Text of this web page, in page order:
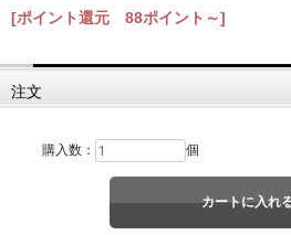
[ポイント還元 88ポイント～]
注文
購入数： 個